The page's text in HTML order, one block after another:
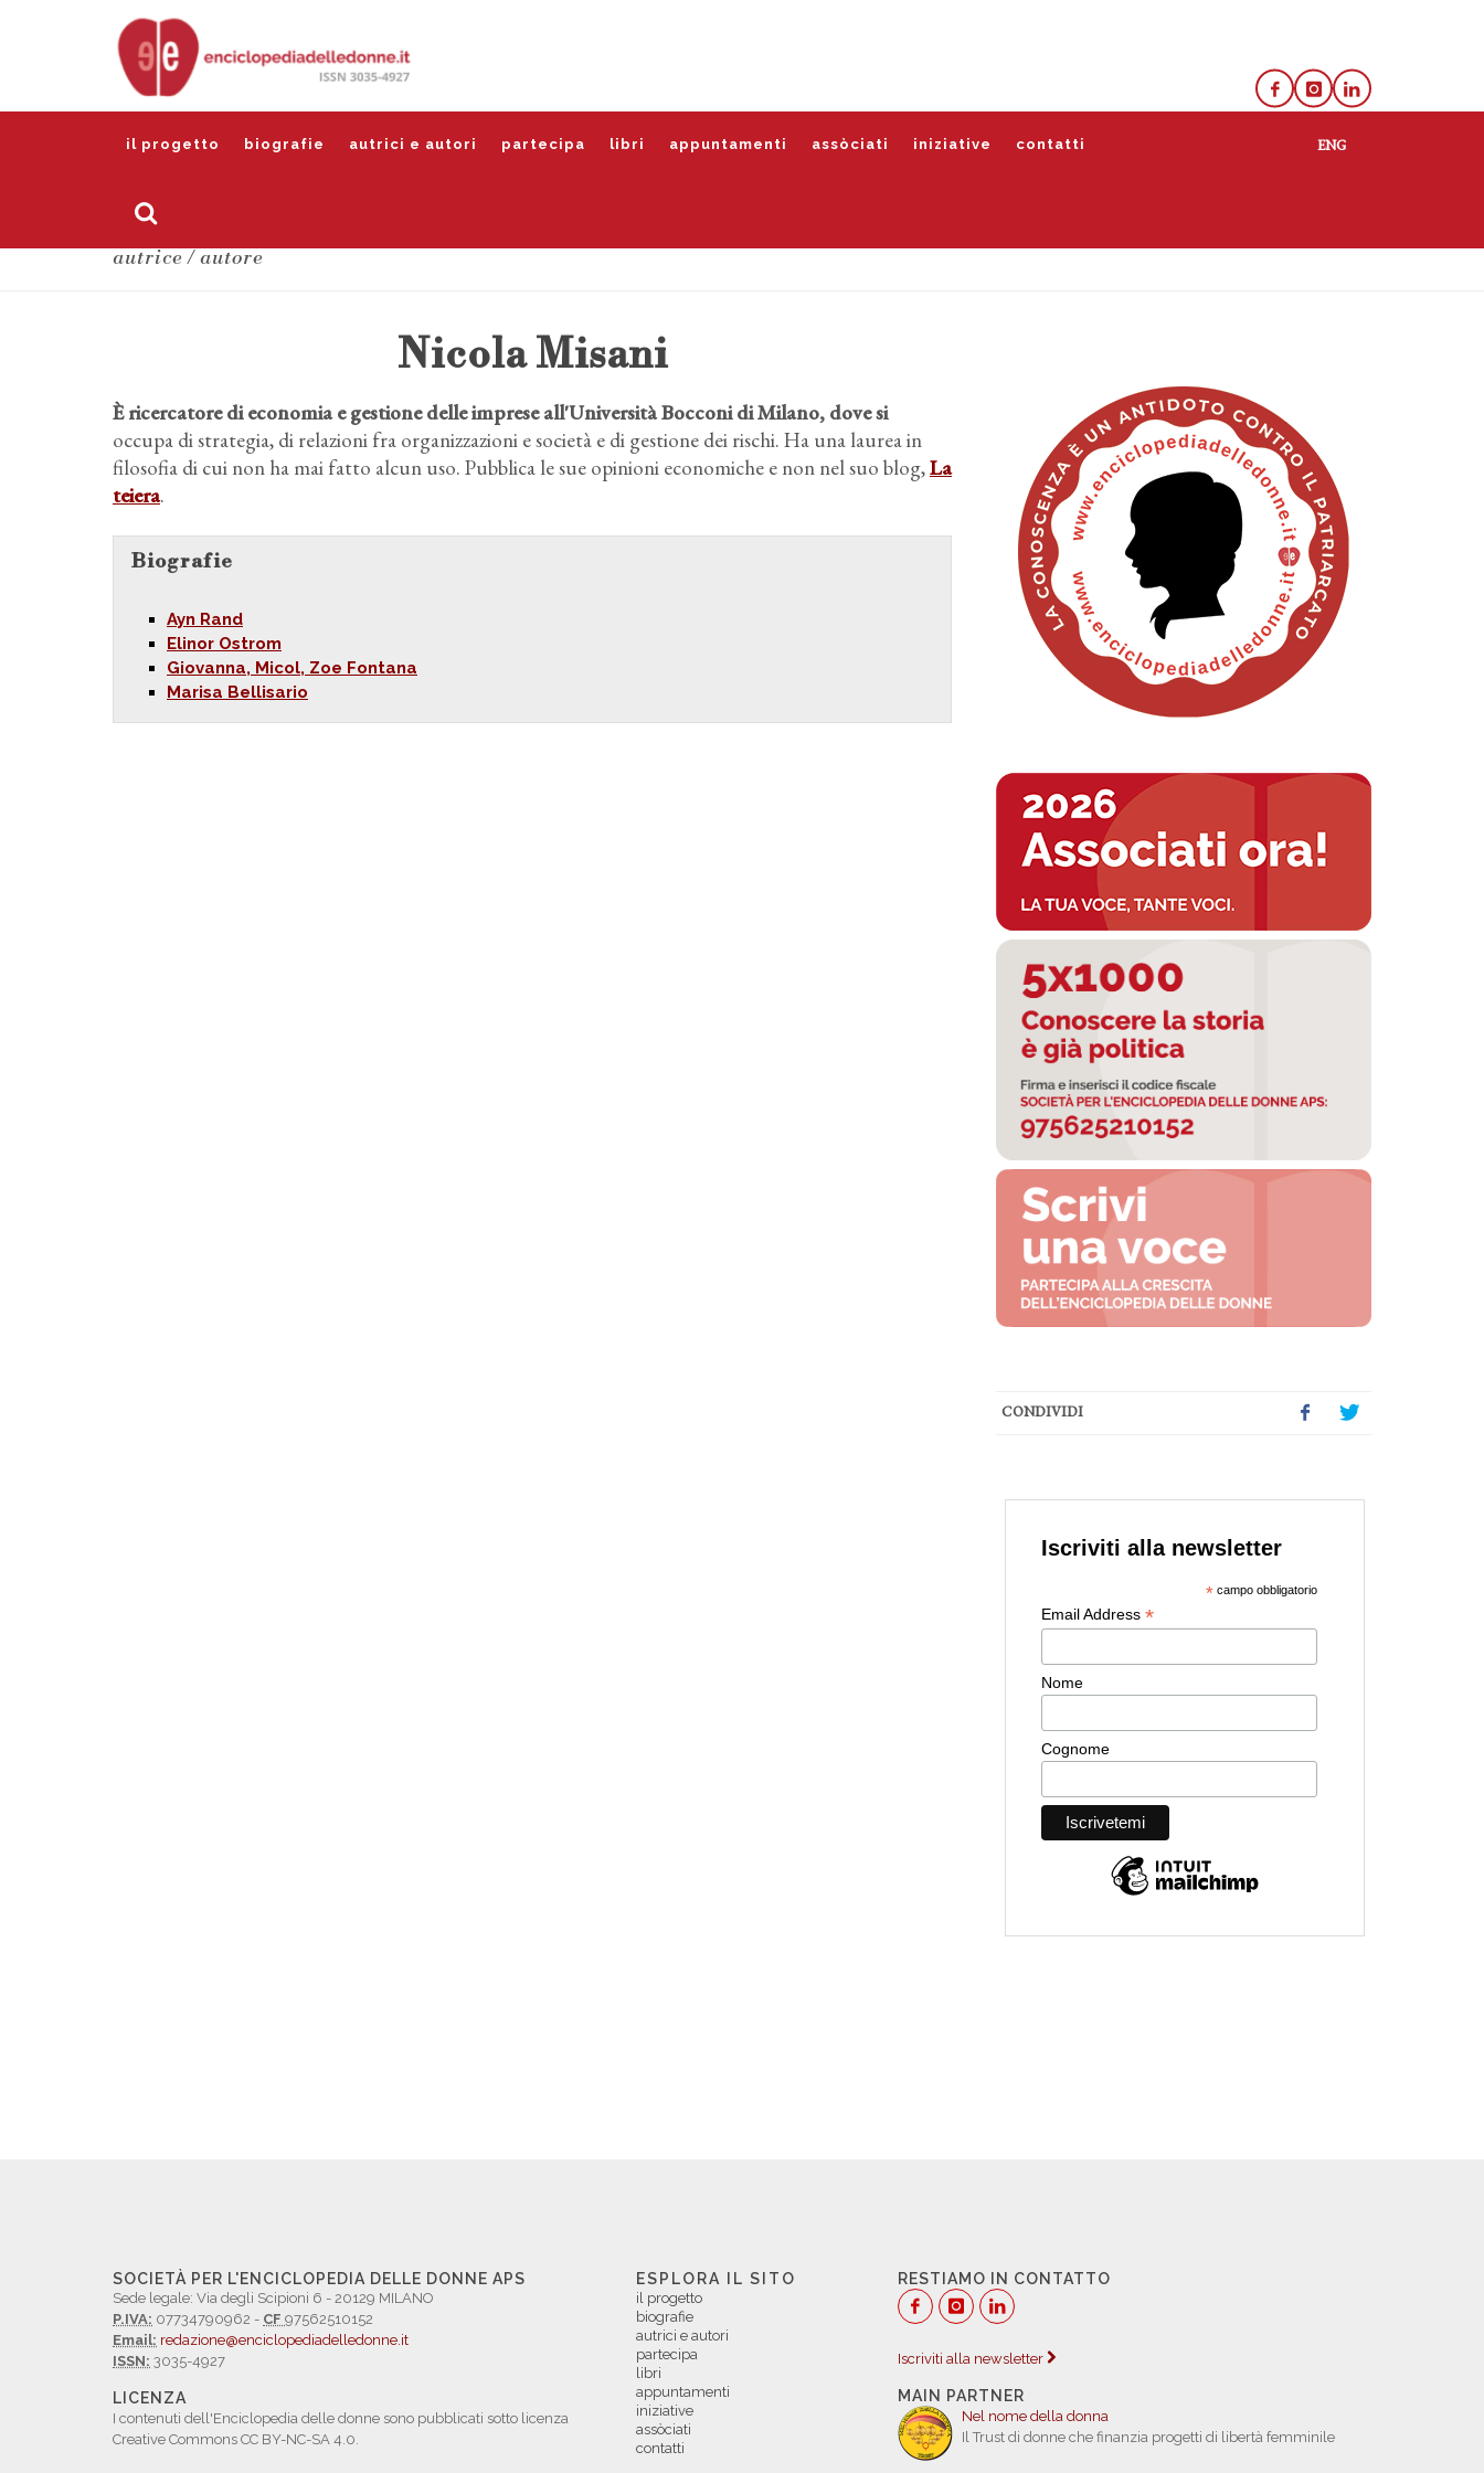
il progetto biografie autrici e autori partecipa libri appuntamenti assòciati iniziative contatti
autrice / autore
CONDIVIDI
Nicola Misani
È ricercatore di economia e gestione delle imprese all'Università Bocconi di Milano, dove si
occupa di strategia, di relazioni fra organizzazioni e società e di gestione dei rischi. Ha una laurea in
filosofia di cui non ha mai fatto alcun uso. Pubblica le sue opinioni economiche e non nel suo blog,La
teiera.
Biografie
Ayn Rand
Elinor Ostrom
Giovanna, Micol, Zoe Fontana
Marisa Bellisario
SOCIETÀ PER L'ENCICLOPEDIA DELLE DONNE APS
Sede legale: Via degli Scipioni 6 - 20129 MILANO
P.IVA: 07734790962 - CF 97562510152
Email: redazione@enciclopediadelledonne.it
ISSN: 3035-4927
LICENZA
I contenuti dell'Enciclopedia delle donne sono pubblicati sotto licenza
Creative Commons CC BY-NC-SA 4.0.
ESPLORA IL SITO
il progetto
biografie
autrici e autori
partecipa
libri
appuntamenti
iniziative
assòciati
contatti
RESTIAMO IN CONTATTO
Iscriviti alla newsletter
MAIN PARTNER
Nel nome della donna
Il Trust di donne che finanzia progetti di libertà femminile